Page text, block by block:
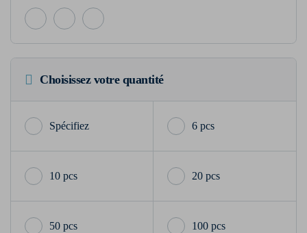
Choisissez votre quantité
6 pcs
10 pcs 20 pcs
50 pcs 100 pcs